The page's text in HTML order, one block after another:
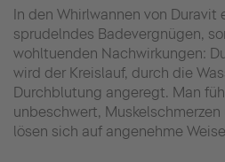
In den Whirlwannen von
sprudelndes Badevergnügen,
wohltuenden Nachwirkungen:
wird der Kreislauf, durch die
Durchblutung angeregt. Man
unbeschwert,
lösen sich auf angenehme